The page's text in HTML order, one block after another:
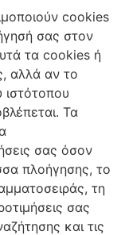
cookies
σας στον
τα cookies ή
αλλά αν το
ιστότοπου
Τα
σας όσον
πλοήγησης, το
τη
σας
και τις